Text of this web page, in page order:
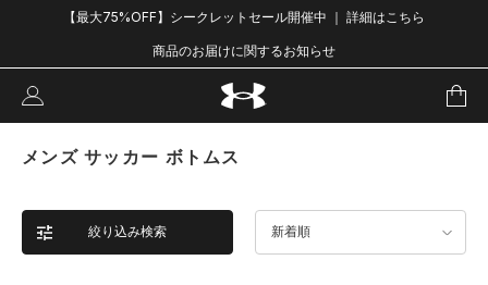
【最大75%OFF】シークレットセール開催中 ｜ 詳細はこちら
商品のお届けに関するお知らせ
メンズ サッカー ボトムス
絞り込み検索 新着順